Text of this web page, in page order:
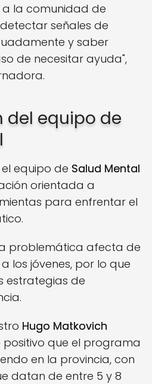
a la comunidad de
señales de
y saber
de necesitar ayuda",
del equipo de
equipo de Salud Mental
orientada a
para enfrentar el
problemática afecta de
los jóvenes, por lo que
estrategias de
Hugo Matkovich
que el programa
en la provincia, con
datan de entre 5 y 8